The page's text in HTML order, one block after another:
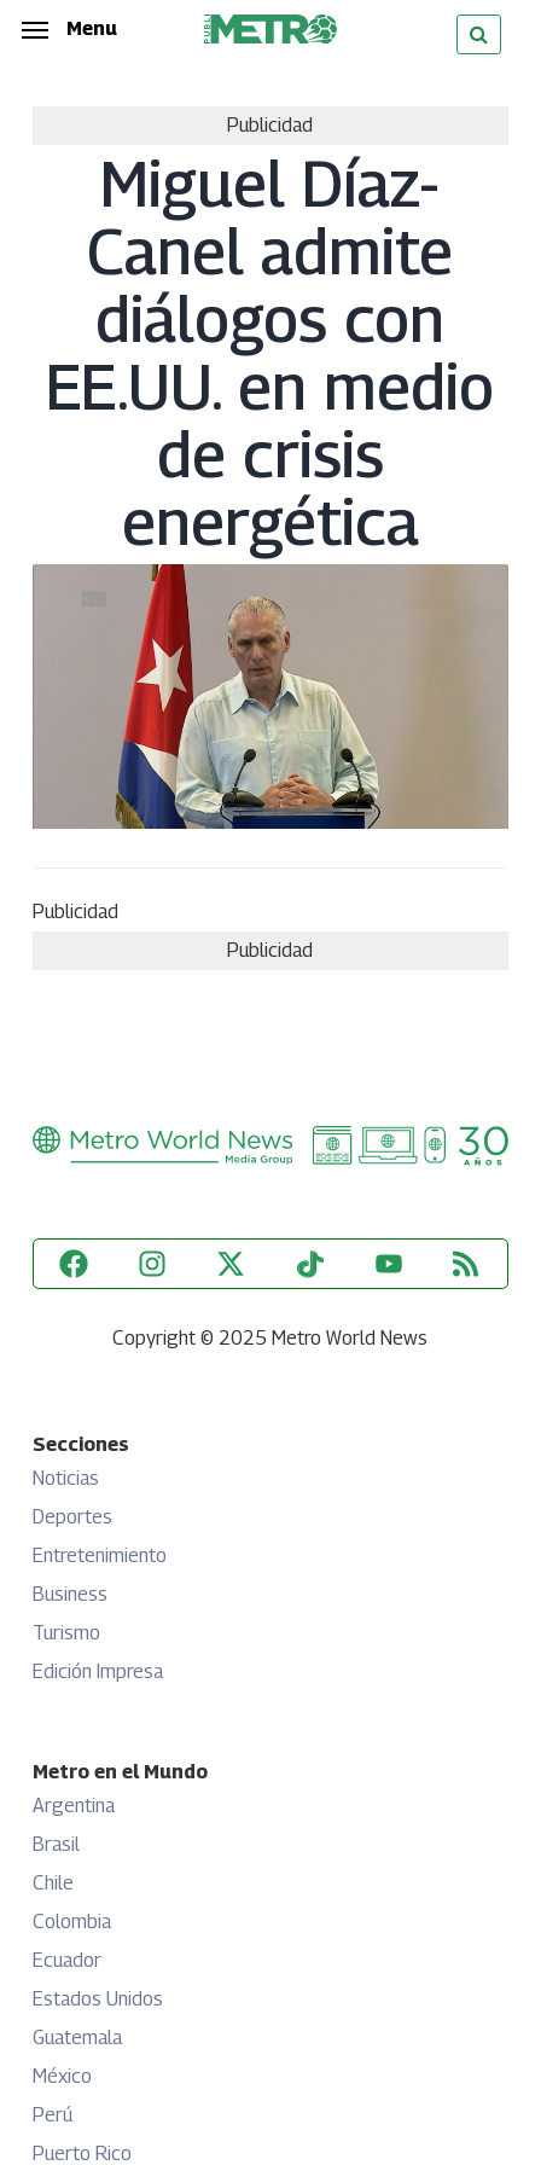
Skip
Menu
Publicidad
Miguel Díaz-
Canel admite
diálogos con
EE.UU. en medio
de crisis
energética
Publicidad
Publicidad
Copyright © 2025 Metro World News
Secciones
Noticias
Deportes
Entretenimiento
Business
Turismo
Edición Impresa
Metro en el Mundo
Argentina
Brasil
Chile
Colombia
Ecuador
Estados Unidos
Guatemala
México
Perú
Puerto Rico
Menu